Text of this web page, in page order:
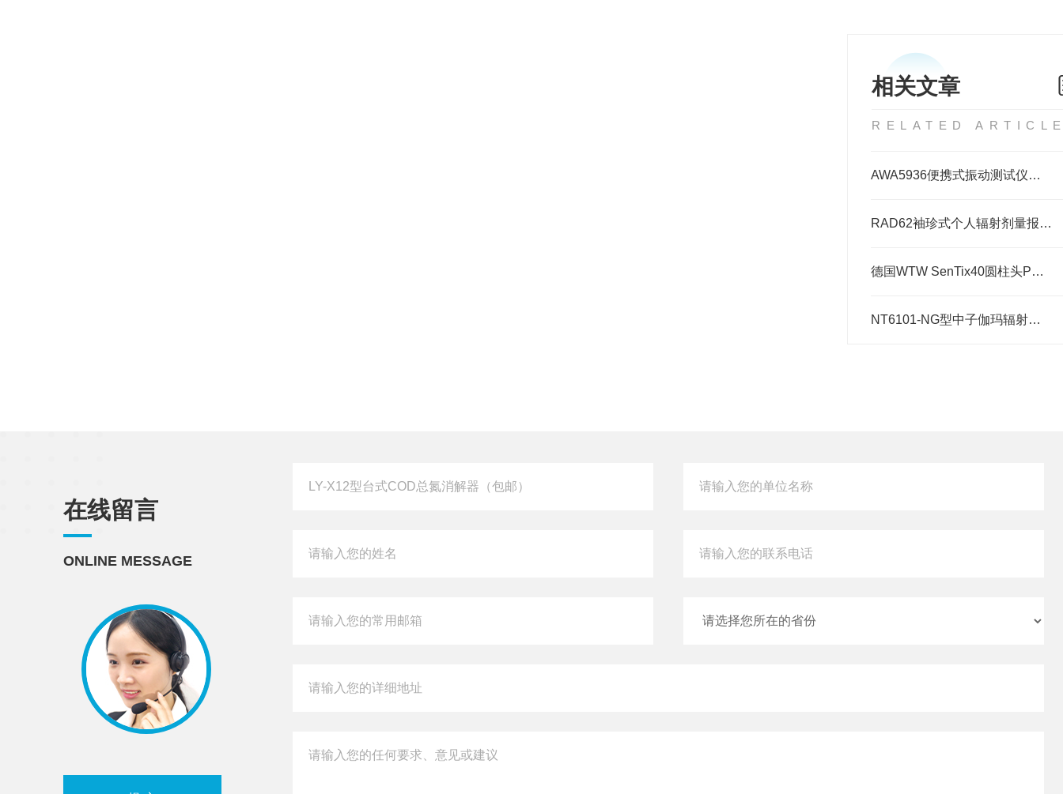
相关文章
RELATED
AWA5936便携式振动测试仪主要功能
RAD62袖珍式个人辐射剂量报警仪剂量率多少
德国WTW SenTix40圆柱头PH电极主要特点
NT6101-NG型中子伽玛辐射巡检仪功能特点
在线留言
ONLINE MESSAGE